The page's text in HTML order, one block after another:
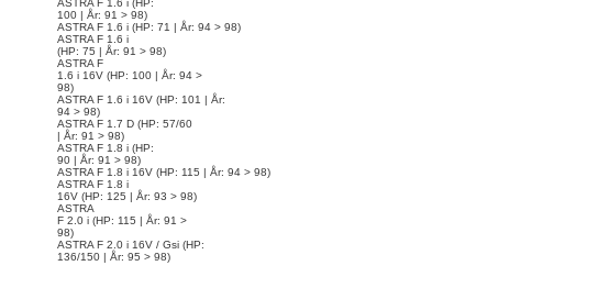
ASTRA F 1.6 i (HP:
100 | År: 91 > 98)
ASTRA F 1.6 i (HP: 71 | År: 94 > 98)
ASTRA F 1.6 i
(HP: 75 | År: 91 > 98)
ASTRA F
1.6 i 16V (HP: 100 | År: 94 >
98)
ASTRA F 1.6 i 16V (HP: 101 | År:
94 > 98)
ASTRA F 1.7 D (HP: 57/60
| År: 91 > 98)
ASTRA F 1.8 i (HP:
90 | År: 91 > 98)
ASTRA F 1.8 i 16V (HP: 115 | År: 94 > 98)
ASTRA F 1.8 i
16V (HP: 125 | År: 93 > 98)
ASTRA
F 2.0 i (HP: 115 | År: 91 >
98)
ASTRA F 2.0 i 16V / Gsi (HP:
136/150 | År: 95 > 98)